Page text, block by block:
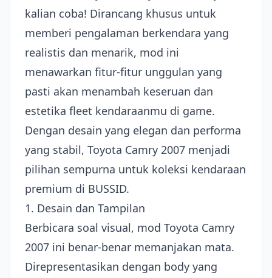
kalian coba! Dirancang khusus untuk
memberi pengalaman berkendara yang
realistis dan menarik, mod ini
menawarkan fitur-fitur unggulan yang
pasti akan menambah keseruan dan
estetika fleet kendaraanmu di game.
Dengan desain yang elegan dan performa
yang stabil, Toyota Camry 2007 menjadi
pilihan sempurna untuk koleksi kendaraan
premium di BUSSID.
1. Desain dan Tampilan
Berbicara soal visual, mod Toyota Camry
2007 ini benar-benar memanjakan mata.
Direpresentasikan dengan body yang